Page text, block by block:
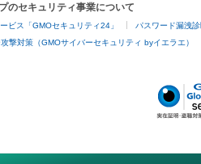
のセキュリティ事業について
ビス「GMOセキュリティ24」
パスワード漏洩
撃対策（GMOサイバーセキュリティ byイエラエ）